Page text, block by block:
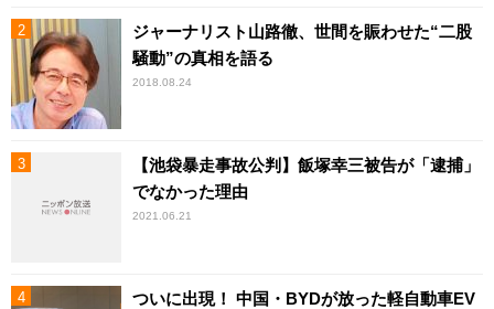
ジャーナリスト山路徹、世間を賑わせた“二股
騒動”の真相を語る
2018.08.24
【池袋暴走事故公判】飯塚幸三被告が「逮捕」
でなかった理由
2021.06.21
ついに出現！ 中国・BYDが放った軽自動車EV